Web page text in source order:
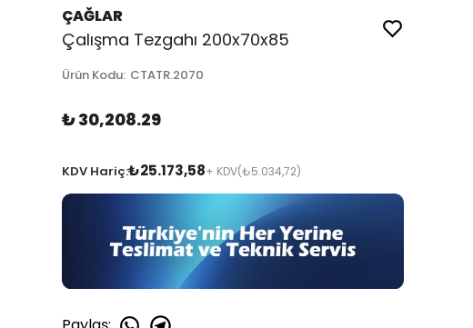
ÇAĞLAR
Çalışma Tezgahı 200x70x85
Ürün Kodu: CTATR.2070
₺ 30,208.29
KDV Hariç:₺25.173,58+ KDV(₺5.034,72)